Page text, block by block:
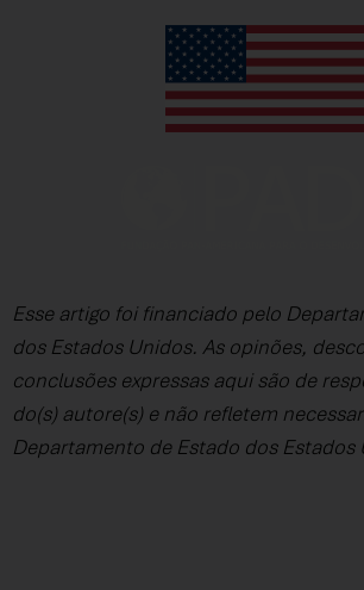
Esse artigo foi financiado pelo
dos Estados Unidos. As opinões,
conclusões expressas aqui são de
do(s) autore(s) e não refletem
Departamento de Estado dos Estados